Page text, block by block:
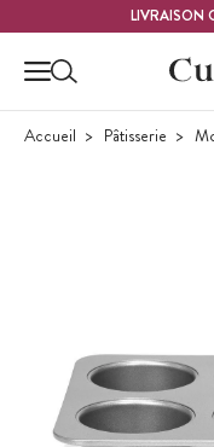
LIVRAISON
Accueil Pâtisserie